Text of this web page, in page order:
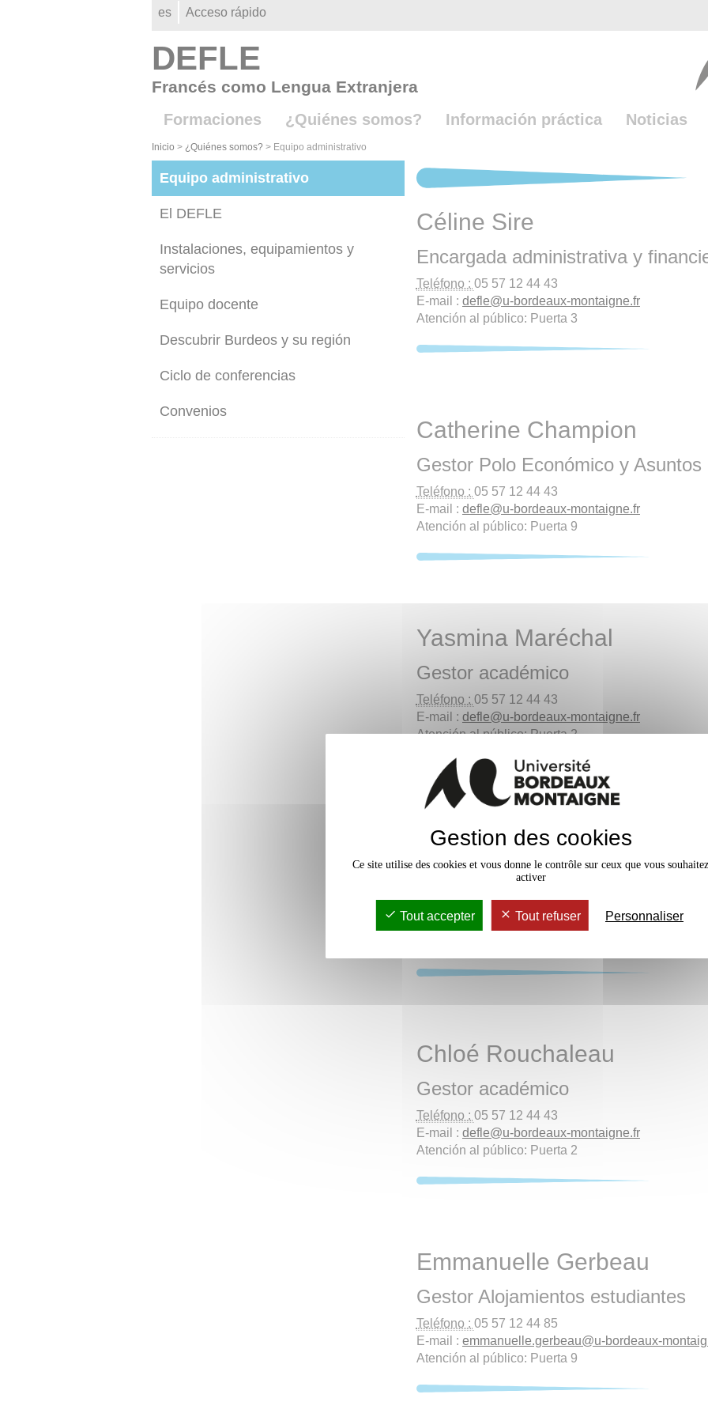
es Acceso rápido
DEFLE
Francés como Lengua Extranjera
Formaciones ¿Quiénes somos? Información práctica Noticias
Inicio > ¿Quiénes somos? > Equipo administrativo
Céline Sire
Encargada administrativa y
Teléfono : 05 57 12 44 43
E-mail : defle@u-bordeaux-montaigne.fr
Atención al público: Puerta 3
Catherine Champion
Gestor Polo Económico y Asuntos
Teléfono : 05 57 12 44 43
E-mail : defle@u-bordeaux-montaigne.fr
Atención al público: Puerta 9
Yasmina Maréchal
Gestor académico
Teléfono : 05 57 12 44 43
E-mail : defle@u-bordeaux-montaigne.fr
Atención al público: Puerta 2
Laetitia Nadaud
Gestor académico
05 57 12 44 43
E-mail :defle
u-bordeaux-montaigne.fr
Chloé Rouchaleau
Gestor académico
Teléfono : 05 57 12 44 43
E-mail : defle@u-bordeaux-montaigne.fr
Atención al público: Puerta 2
Emmanuelle Gerbeau
Gestor Alojamientos estudiantes
Teléfono : 05 57 12 44 85
E-mail : emmanuelle.gerbeau@u-bordeaux-
Atención al público: Puerta 9
Equipo administrativo
El DEFLE
Instalaciones, equipamientos y
servicios
Equipo docente
Descubrir Burdeos y su región
Ciclo de conferencias
Convenios
Gestion des cookies
Ce site utilise des cookies et vous donne le contrôle sur ceux que vous
activer
Tout accepter Tout refuser Personnaliser